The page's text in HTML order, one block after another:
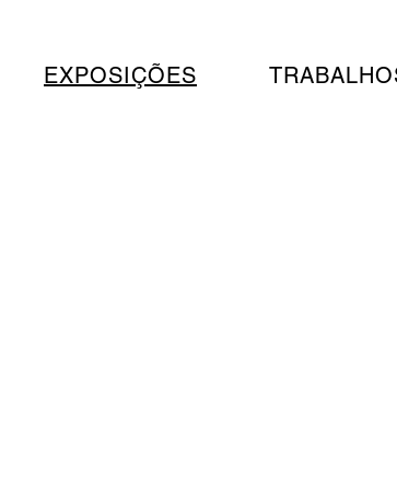
EXPOSIÇÕES